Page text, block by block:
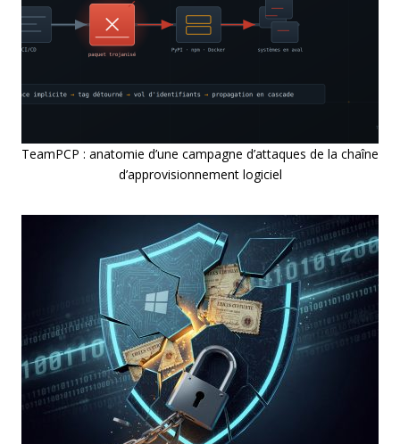
TeamPCP : anatomie d’une campagne d’attaques de la chaîne
d’approvisionnement logiciel